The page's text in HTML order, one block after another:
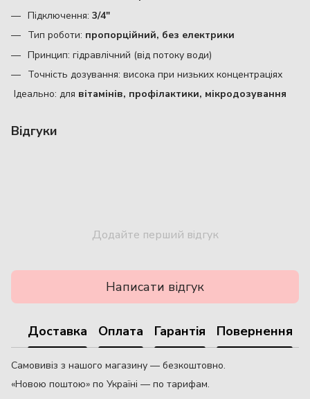
Підключення: 3/4"
Тип роботи: пропорційний, без електрики
Принцип: гідравлічний (від потоку води)
Точність дозування: висока при низьких концентраціях
Ідеально: для вітамінів, профілактики, мікродозування
Відгуки
Додайте перший відгук
Написати відгук
Доставка Оплата Гарантія Повернення
Самовивіз з нашого магазину — безкоштовно.
«Новою поштою» по Україні — по тарифам.